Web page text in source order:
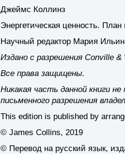
Джеймс Коллинз
Энергетическая ценность.
Научный редактор Мария
Издано с разрешения Conville
Все права защищены.
Никакая часть данной книги
письменного разрешения
This edition is published by
© James Collins, 2019
© Перевод на русский язык,